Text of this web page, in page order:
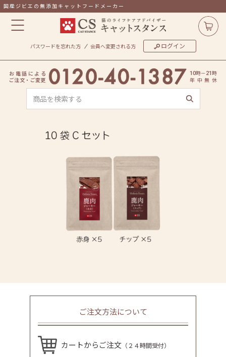
国産ジビエの無添加キャットフードメーカー
パスワードを忘れた方 会員へ変更される方 ログイン
お 電話 に よ る
ご注文 ・ ご変更
10時－21 時
年 中 無 休
ご注文方法について
カートからご注文 （２４時間受付）